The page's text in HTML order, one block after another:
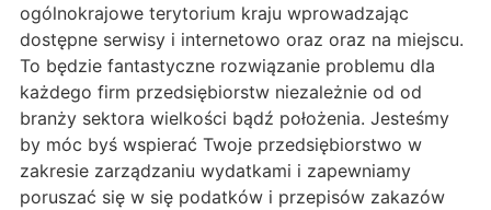
ogólnokrajowe terytorium kraju wprowadzając
dostępne serwisy i internetowo oraz oraz na miejscu.
To będzie fantastyczne rozwiązanie problemu dla
każdego firm przedsiębiorstw niezależnie od od
branży sektora wielkości bądź położenia. Jesteśmy
by móc byś wspierać Twoje przedsiębiorstwo w
zakresie zarządzaniu wydatkami i zapewniamy
poruszać się w się podatków i przepisów zakazów